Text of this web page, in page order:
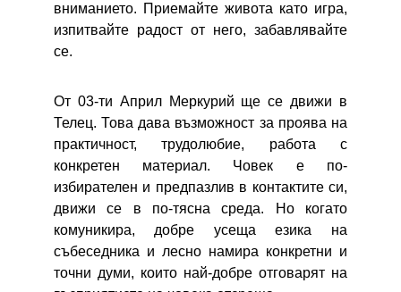
вниманието. Приемайте живота като игра,
изпитвайте радост от него, забавлявайте
се.
От 03-ти Април Меркурий ще се движи в
Телец. Това дава възможност за проява на
практичност, трудолюбие, работа с
конкретен материал. Човек е по-
избирателен и предпазлив в контактите си,
движи се в по-тясна среда. Но когато
комуникира, добре усеща езика на
събеседника и лесно намира конкретни и
точни думи, които най-добре отговарят на